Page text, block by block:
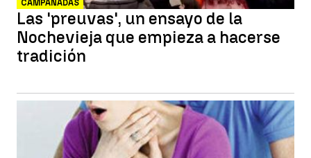
CAMPANADAS
Las 'preuvas', un ensayo de la
Nochevieja que empieza a hacerse
tradición